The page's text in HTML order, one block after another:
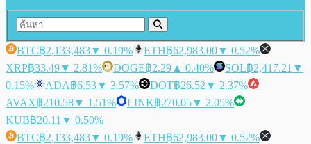
BTC฿2,133,483▼ 0.19% ETH฿62,983.00▼ 0.52%
XRP฿33.49▼ 2.81% DOGE฿2.29 ▲ 0.40% SOL฿2,417.21 ▼
0.15%
ADA฿6.53▼ 3.57% DOT฿26.52 ▼ 2.37%
AVAX฿210.58▼ 1.51% LINK฿270.05▼ 2.05%
KUB฿20.11 ▼ 0.50%
BTC฿2,133,483▼ 0.19% ETH฿62,983.00▼ 0.52%